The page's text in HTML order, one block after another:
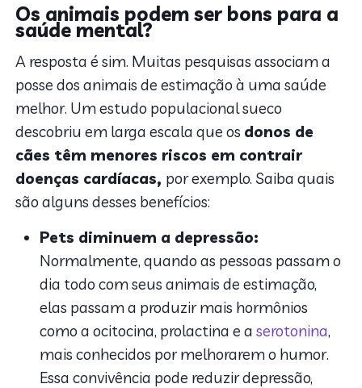
Os animais podem ser bons para a
saúde mental?
A resposta é sim. Muitas pesquisas associam a
posse dos animais de estimação à uma saúde
melhor. Um estudo populacional sueco
descobriu em larga escala que os donos de
cães têm menores riscos em contrair
doenças cardíacas, por exemplo. Saiba quais
são alguns desses benefícios:
Pets diminuem a depressão:
Normalmente, quando as pessoas passam o
dia todo com seus animais de estimação,
elas passam a produzir mais hormônios
como a ocitocina, prolactina e aserotonina,
mais conhecidos por melhorarem o humor.
Essa convivência pode reduzir depressão,